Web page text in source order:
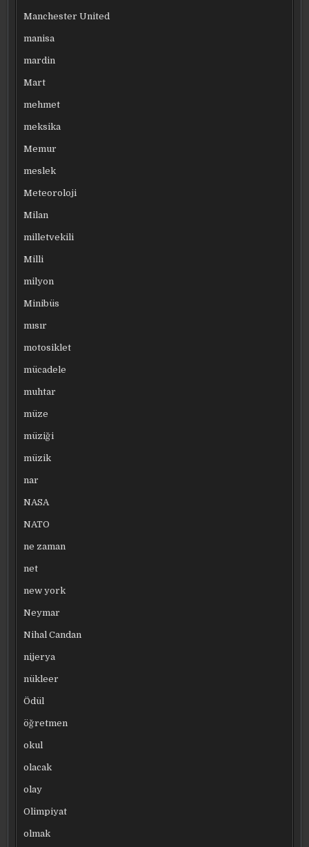
Manchester United
manisa
mardin
Mart
mehmet
meksika
Memur
meslek
Meteoroloji
Milan
milletvekili
Milli
milyon
Minibüs
mısır
motosiklet
mücadele
muhtar
müze
müziği
müzik
nar
NASA
NATO
ne zaman
net
new york
Neymar
Nihal Candan
nijerya
nükleer
Ödül
öğretmen
okul
olacak
olay
Olimpiyat
olmak